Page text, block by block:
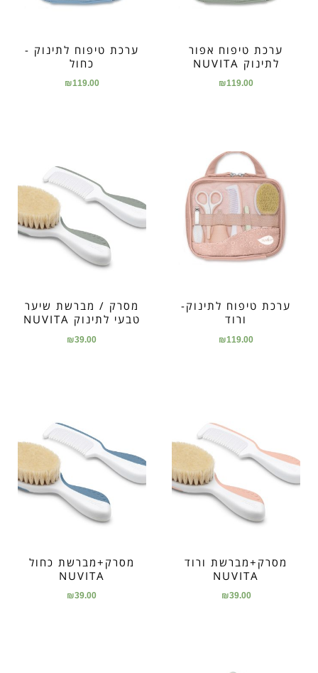
ערכת טיפוח אפור
לתינוק NUVITA
₪119.00
ערכת טיפוח לתינוק -
כחול
₪119.00
ערכת טיפוח לתינוק-
ורוד
₪119.00
מסרק / מברשת שיער
טבעי לתינוק NUVITA
₪39.00
מסרק+מברשת ורוד
NUVITA
₪39.00
מסרק+מברשת כחול
NUVITA
₪39.00